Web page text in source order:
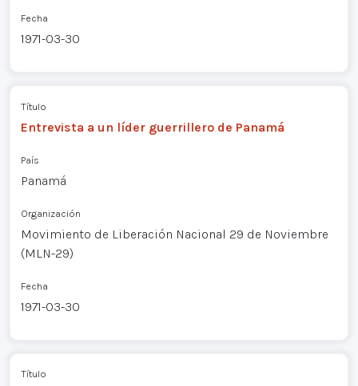
Fecha
1971-03-30
Título
Entrevista a un líder guerrillero de Panamá
País
Panamá
Organización
Movimiento de Liberación Nacional 29 de Noviembre
(MLN-29)
Fecha
1971-03-30
Título